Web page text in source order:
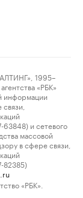
1995–
«РБК»
информации
и сетевого
массовой
в сфере связи,
82385)
«РБК».